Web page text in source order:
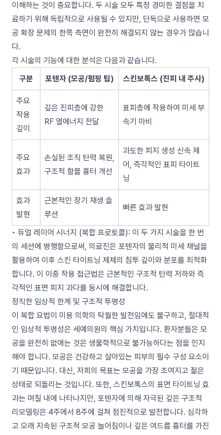
이해하는 것이 중요합니다. 두 시술 모두 특정 경미한 결점을 치
료하기 위해 독립적으로 사용될 수 있지만, 단독으로 사용하면 모
공 확장 문제의 한쪽 측면이 완전히 해결되지 않는 경우가 많습니
다.
각 시술의 기능에 대한 분석은 다음과 같습니다.
구분
포텐자 (모공/펌핑 팁) 스킨보톡스 (진피 내 주사)
주요
작용
깊이
깊은 진피층에 강한
RF 열에너지 전달
표피층에 작용하여 미세 부
속기 마비
주요
효과
손실된 조직 탄력 복원,
구조적 함몰 흉터 개선
과도한 피지 생성 신속 제
어, 즉각적인 표피 타이트
닝
효과
발현
근본적인 장기 재생 솔
루션
빠른 효과 발현
• 듀얼 레이어 시너지 (복합 프로토콜): 이 두 가지 시술을 한 번
의 세션에 병행함으로써, 의료진은 포텐자의 물리적 미세 채널을
활용하여 이후 스킨 타이트닝 제제의 침투 깊이와 분포를 최적화
합니다. 이 이중 작용 접근법은 근본적인 구조적 탄력 저하와 즉
각적인 표면 피지 과다를 동시에 해결합니다.
정직한 임상적 한계 및 구조적 투명성
이 복합 요법이 미용 의학의 탁월한 발전임에도 불구하고, 절대적
인 임상적 투명성은 세예의원의 핵심 가치입니다. 환자분들은 모
공을 완전히 없애는 것은 생물학적으로 불가능하다는 점을 인지
해야 합니다. 모공은 건강하고 살아있는 피부의 필수 구성 요소이
기 때문입니다. 대신, 저희의 목표는 모공을 가장 조여지고 젊은
상태로 되돌리는 것입니다. 또한, 스킨보톡스의 표면 타이트닝 효
과는 며칠 내에 나타나지만, 포텐자에 의해 자극된 깊은 구조적
리모델링은 4주에서 8주에 걸쳐 점진적으로 발전합니다. 심각하
고 오래 지속된 구조적 모공 늘어짐이나 깊은 여드름 흉터를 가진